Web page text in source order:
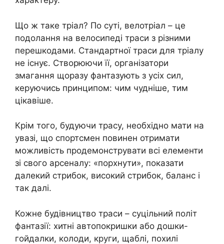
Що ж таке тріал? По суті, велотріал – це
подолання на велосипеді траси з різними
перешкодами. Стандартної траси для тріалу
не існує. Створюючи її, організатори
змагання щоразу фантазують з усіх сил,
керуючись принципом: чим чудніше, тим
цікавіше.
Крім того, будуючи трасу, необхідно мати на
увазі, що спортсмен повинен отримати
можливість продемонструвати всі елементи
зі свого арсеналу: «порхнути», показати
далекий стрибок, високий стрибок, баланс і
так далі.
Кожне будівництво траси – суцільний політ
фантазії: хитні автопокришки або дошки-
гойдалки, колоди, круги, щаблі, похилі